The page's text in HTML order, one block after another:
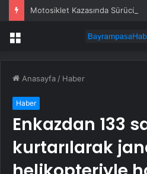
Motosiklet Kazasında Sürücü
Menü
Anasayfa / Haber
Haber
Enkazdan 133
kurtarılarak